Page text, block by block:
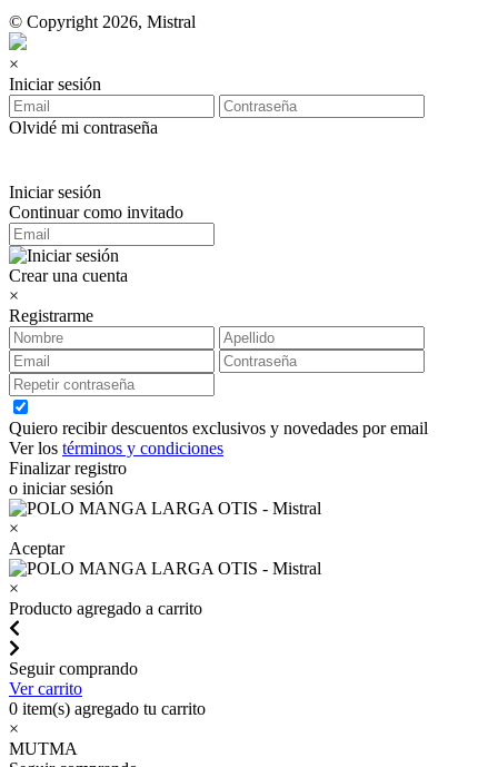
© Copyright 2026, Mistral
×
Iniciar sesión
Olvidé mi contraseña
Iniciar sesión
Continuar como invitado
Crear una cuenta
×
Registrarme
Quiero recibir descuentos exclusivos y novedades por email
Ver los términos y condiciones
Finalizar registro
o iniciar sesión
×
Aceptar
×
Producto agregado a carrito
Seguir comprando
Ver carrito
0 item(s) agregado tu carrito
×
MUTMA